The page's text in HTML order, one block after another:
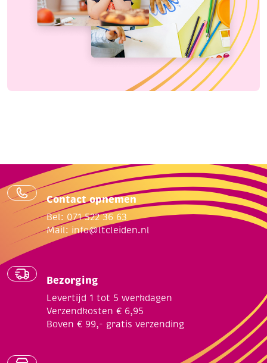
Contact opnemen
Bel: 071 522 36 63
Mail: info@ltcleiden.nl
Bezorging
Levertijd 1 tot 5 werkdagen
Verzendkosten € 6,95
Boven € 99,- gratis verzending